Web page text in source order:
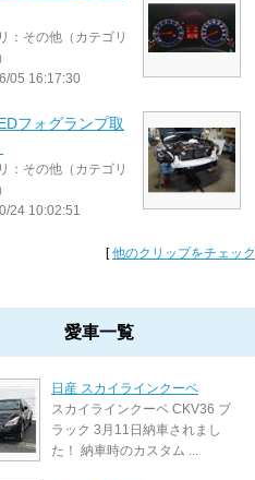
：その他（カテゴリ
05 16:17:30
フォグランプ取
：その他（カテゴリ
24 10:02:51
[他のクリップをチェック
愛車一覧
日産 スカイラインクーペ
スカイラインクーペ CKV36 ブ
ラック 3月11日納車されまし
た！ 納車時のカスタム ...